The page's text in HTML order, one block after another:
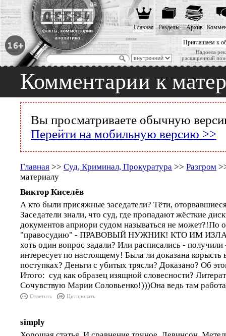
Приглашаем к
Надоела
расширенный
Главная Разделы Архив
Комментарии к
Вы просматриваете обычную
Перейти на мобильную версию >>
Главная >> Суд, Криминал, Прокуратура >> Разгром
материалу
Виктор Киселёв
А кто были присяжные заседатели? Тёти,
Заседатели знали, что суд, где пропадают жёсткие
документов априори судом называться не может?!По
"правосудию" - ПРАВОВЫЙ НУЖНИК! КТО ИМ
хоть один вопрос задали? Или расписались -
интересует по настоящему! Была ли доказана корысть
поступках? Деньги с убитых трясли? Доказано? Об
Итого: суд как образец изящной словесности?
Сочувствую Марии Соловьенко!)))Она ведь там
Ответить Цитировать
simply